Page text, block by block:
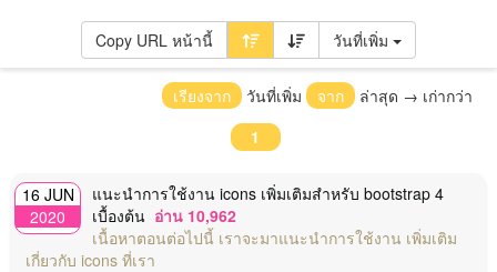
Copy URL หน้านี้ วันที่เพิ่ม
16 JUN
2020
แนะนำการใช้งาน icons เพิ่มเติมสำหรับ bootstrap 4
เบื้องต้น อ่าน 10,962
เนื้อหาตอนต่อไปนี้ เราจะมาแนะนำการใช้งาน เพิ่มเติม
เกี่ยวกับ icons ที่เรา
เรียงจาก วันที่เพิ่ม จาก ล่าสุด → เก่ากว่า
1